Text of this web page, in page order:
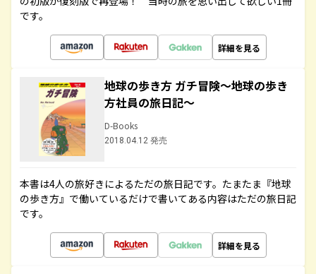
です。
詳細を見る
地球の歩き方 ガチ冒険～地球の歩き
方社員の旅日記～
D-Books
2018.04.12 発売
本書は4人の旅好きによるただの旅日記です。たまたま『地球
の歩き方』で働いているだけで書いてある内容はただの旅日記
です。
詳細を見る